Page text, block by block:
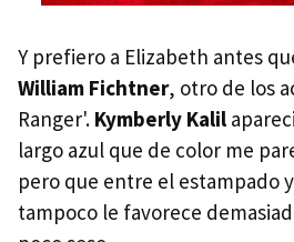
Y prefiero a Elizabeth antes
William Fichtner, otro de los
Ranger'. Kymberly Kalil
largo azul que de color me
pero que entre el estampado
tampoco le favorece